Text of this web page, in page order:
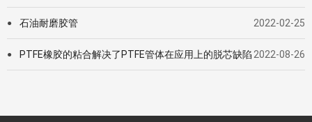
● 石油耐磨胶管 2022-02-25
● PTFE橡胶的粘合解决了PTFE管体在应用上的脱芯缺陷 2022-08-26